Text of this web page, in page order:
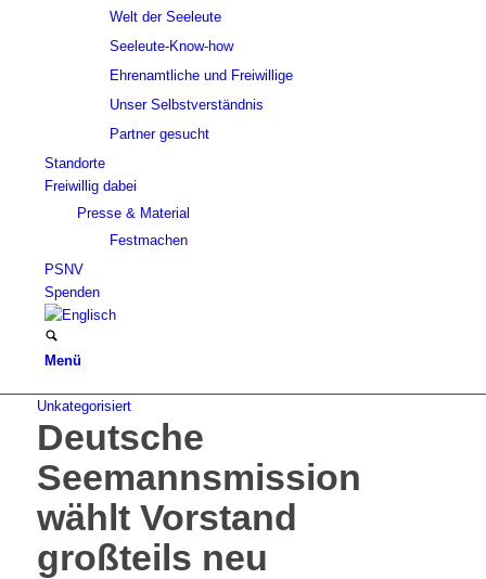
Welt der Seeleute
Seeleute-Know-how
Ehrenamtliche und Freiwillige
Unser Selbstverständnis
Partner gesucht
Standorte
Freiwillig dabei
Presse & Material
Festmachen
PSNV
Spenden
Menü
Unkategorisiert
Deutsche
Seemannsmission
wählt Vorstand
großteils neu